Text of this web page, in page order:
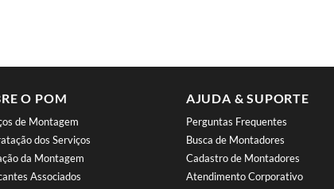
O POM
de Montagem
dos Serviços
da Montagem
Associados
AJUDA & SUPORTE
Perguntas Frequentes
Busca de Montadores
Cadastro de Montadores
Atendimento Corporativo